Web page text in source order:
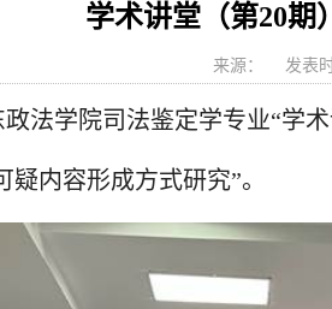
学术讲堂（第20期
来源： 发表
政法学院司法鉴定学专业“学
疑内容形成方式研究”。